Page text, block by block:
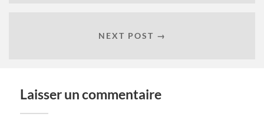
NEXT POST →
Laisser un commentaire